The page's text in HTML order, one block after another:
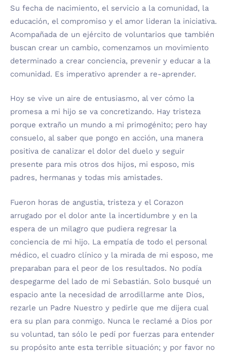
Su fecha de nacimiento, el servicio a la comunidad, la
educación, el compromiso y el amor lideran la iniciativa.
Acompañada de un ejército de voluntarios que también
buscan crear un cambio, comenzamos un movimiento
determinado a crear conciencia, prevenir y educar a la
comunidad. Es imperativo aprender a re-aprender.
Hoy se vive un aire de entusiasmo, al ver cómo la
promesa a mi hijo se va concretizando. Hay tristeza
porque extraño un mundo a mi primogénito; pero hay
consuelo, al saber que pongo en acción, una manera
positiva de canalizar el dolor del duelo y seguir
presente para mis otros dos hijos, mi esposo, mis
padres, hermanas y todas mis amistades.
Fueron horas de angustia, tristeza y el Corazon
arrugado por el dolor ante la incertidumbre y en la
espera de un milagro que pudiera regresar la
conciencia de mi hijo. La empatía de todo el personal
médico, el cuadro clínico y la mirada de mi esposo, me
preparaban para el peor de los resultados. No podía
despegarme del lado de mi Sebastián. Solo busqué un
espacio ante la necesidad de arrodillarme ante Dios,
rezarle un Padre Nuestro y pedirle que me dijera cual
era su plan para conmigo. Nunca le reclamé a Dios por
su voluntad, tan sólo le pedí por fuerzas para entender
su propósito ante esta terrible situación; y por favor no